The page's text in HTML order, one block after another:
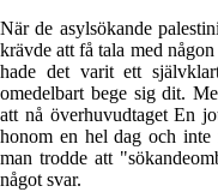
När de asylsökande
krävde att få tala med
hade det varit ett
omedelbart bege sig dit.
att nå överhuvudtaget En
honom en hel dag och inte
man trodde att
något svar.